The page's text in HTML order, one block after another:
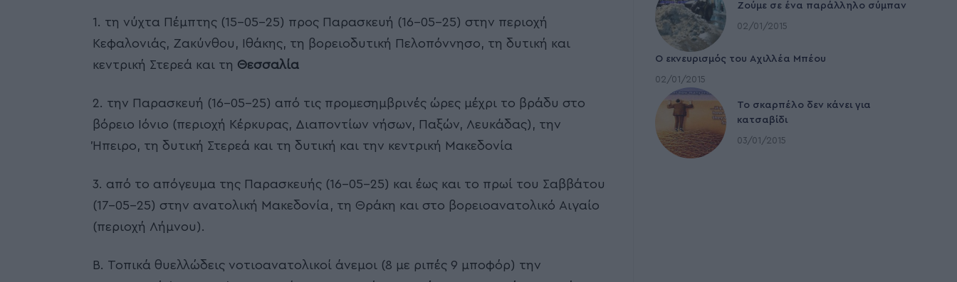
1. τη νύχτα Πέμπτης (15-05-25) προς Παρασκευή (16-05-25) στην περιοχή
Κεφαλονιάς, Ζακύνθου, Ιθάκης, τη βορειοδυτική Πελοπόννησο, τη δυτική και
κεντρική Στερεά και τη Θεσσαλία
2. την Παρασκευή (16-05-25) από τις προμεσημβρινές ώρες μέχρι το βράδυ στο
βόρειο Ιόνιο (περιοχή Κέρκυρας, Διαποντίων νήσων, Παξών, Λευκάδας), την
Ήπειρο, τη δυτική Στερεά και τη δυτική και την κεντρική Μακεδονία
3. από το απόγευμα της Παρασκευής (16-05-25) και έως και το πρωί του Σαββάτου
(17-05-25) στην ανατολική Μακεδονία, τη Θράκη και στο βορειοανατολικό Αιγαίο
(περιοχή Λήμνου).
Β. Τοπικά θυελλώδεις νοτιοανατολικοί άνεμοι (8 με ριπές 9 μποφόρ) την
Ζούμε σε ένα παράλληλο σύμπαν
02/01/2015
Ο εκνευρισμός του Αχιλλέα Μπέου
02/01/2015
To σκαρπέλο δεν κάνει για
κατσαβίδι
03/01/2015